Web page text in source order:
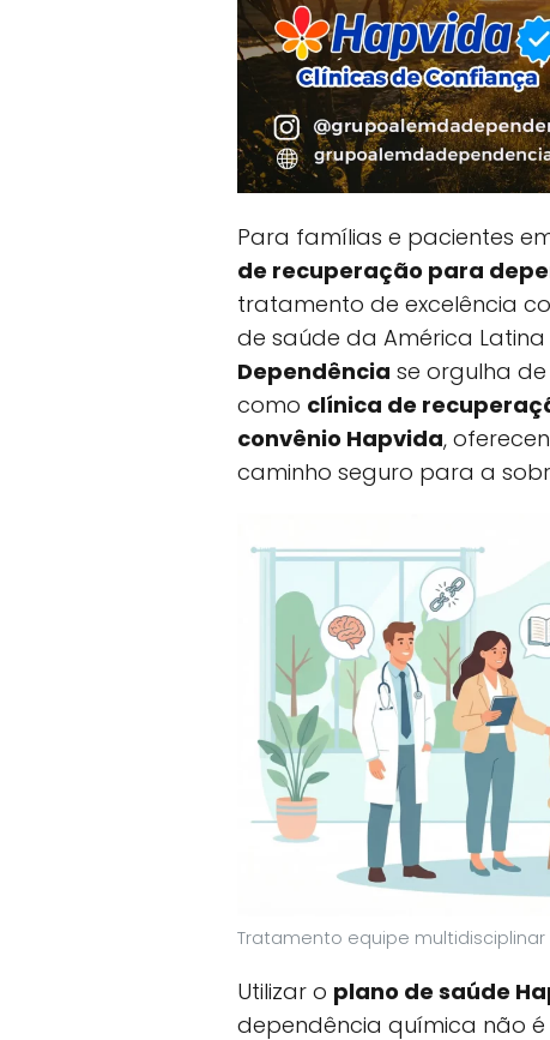
Para famílias e pacientes
de recuperação para
tratamento de excelência
de saúde da América
Dependência se orgulha
como clínica de
convênio Hapvida,
caminho seguro para a
Tratamento equipe multidisciplinar
Utilizar o plano de saúde
dependência química não